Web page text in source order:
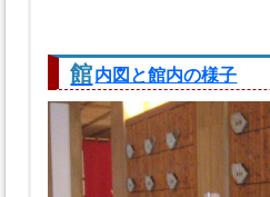
館内図と館内の様子